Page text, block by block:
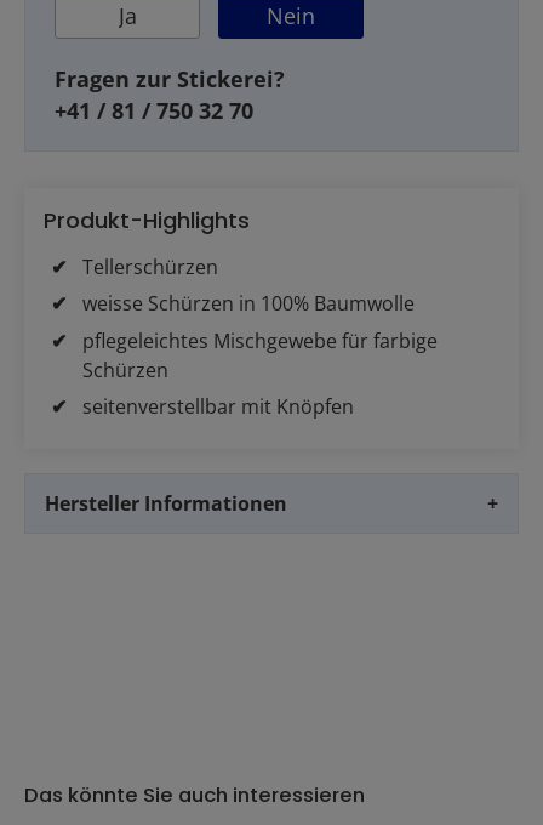
Ja Nein
Fragen zur Stickerei?
+41 / 81 / 750 32 70
Produkt-Highlights
Tellerschürzen
weisse Schürzen in 100% Baumwolle
pflegeleichtes Mischgewebe für farbige
Schürzen
seitenverstellbar mit Knöpfen
Hersteller Informationen +
Das könnte Sie auch interessieren